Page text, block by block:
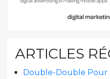
ARTICLES
Double-Double Pour